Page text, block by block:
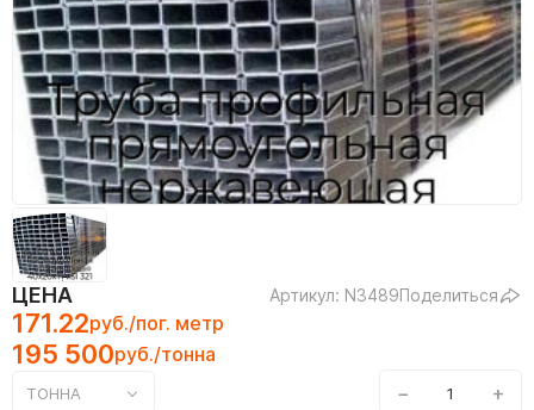
ЦЕНА Артикул: N3489Поделиться
171.22руб./пог. метр
195 500руб./тонна
ТОННА − +